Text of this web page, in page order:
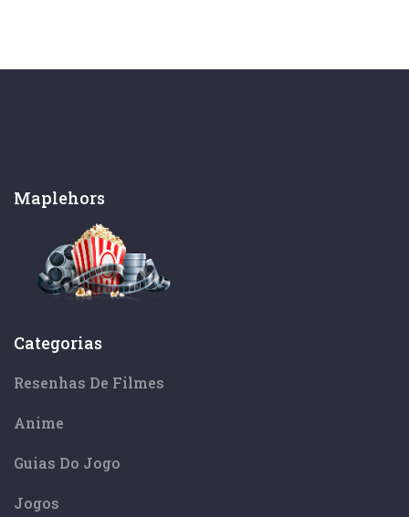
Maplehors
Categorias
Resenhas De Filmes
Anime
Guias Do Jogo
Jogos